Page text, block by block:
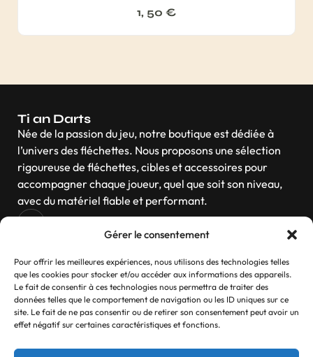
Gérer le consentement
Pour offrir les meilleures expériences, nous utilisons des technologies telles
que les cookies pour stocker et/ou accéder aux informations des appareils.
Le fait de consentir à ces technologies nous permettra de traiter des
données telles que le comportement de navigation ou les ID uniques sur ce
site. Le fait de ne pas consentir ou de retirer son consentement peut avoir un
effet négatif sur certaines caractéristiques et fonctions.
1, 50 €
Ti an Darts
Née de la passion du jeu, notre boutique est dédiée à
l’univers des fléchettes. Nous proposons une sélection
rigoureuse de fléchettes, cibles et accessoires pour
accompagner chaque joueur, quel que soit son niveau,
avec du matériel fiable et performant.
Navigation
Contactez-nous